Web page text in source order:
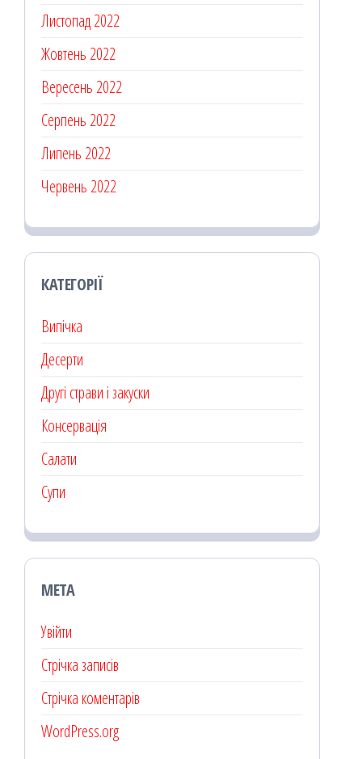
Листопад 2022
Жовтень 2022
Вересень 2022
Серпень 2022
Липень 2022
Червень 2022
КАТЕГОРІЇ
Випічка
Десерти
Другі страви і закуски
Консервація
Салати
Супи
МЕТА
Увійти
Стрічка записів
Стрічка коментарів
WordPress.org